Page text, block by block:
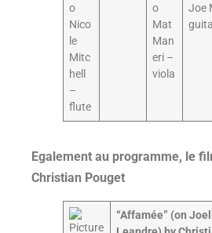
o
Nico
le
Mitc
hell
–
flute
o
Mat
Man
eri –
viola
Joe
Egalement au programme, le
Christian Pouget
“Affamée” (on